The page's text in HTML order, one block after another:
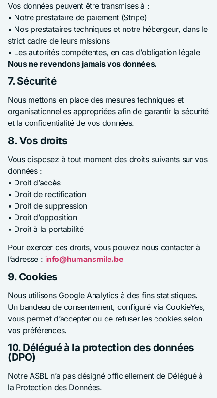
Vos données peuvent être transmises à :
• Notre prestataire de paiement (Stripe)
• Nos prestataires techniques et notre hébergeur, dans le
strict cadre de leurs missions
• Les autorités compétentes, en cas d’obligation légale
Nous ne revendons jamais vos données.
7. Sécurité
Nous mettons en place des mesures techniques et
organisationnelles appropriées afin de garantir la sécurité
et la confidentialité de vos données.
8. Vos droits
Vous disposez à tout moment des droits suivants sur vos
données :
• Droit d’accès
• Droit de rectification
• Droit de suppression
• Droit d’opposition
• Droit à la portabilité
Pour exercer ces droits, vous pouvez nous contacter à
l’adresse : info@humansmile.be
9. Cookies
Nous utilisons Google Analytics à des fins statistiques.
Un bandeau de consentement, configuré via CookieYes,
vous permet d’accepter ou de refuser les cookies selon
vos préférences.
10. Délégué à la protection des données
(DPO)
Notre ASBL n’a pas désigné officiellement de Délégué à
la Protection des Données.